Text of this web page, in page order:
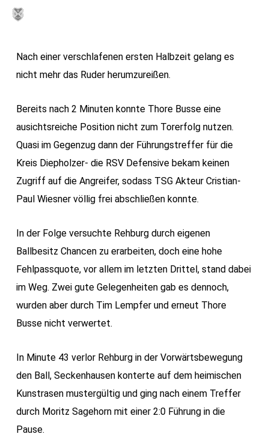
Skip
contentNach einer verschlafenen ersten Halbzeit gelang es
nicht mehr das Ruder herumzureißen.
Bereits nach 2 Minuten konnte Thore Busse eine
ausichtsreiche Position nicht zum Torerfolg nutzen.
Quasi im Gegenzug dann der Führungstreffer für die
Kreis Diepholzer- die RSV Defensive bekam keinen
Zugriff auf die Angreifer, sodass TSG Akteur Cristian-
Paul Wiesner völlig frei abschließen konnte.
In der Folge versuchte Rehburg durch eigenen
Ballbesitz Chancen zu erarbeiten, doch eine hohe
Fehlpassquote, vor allem im letzten Drittel, stand dabei
im Weg. Zwei gute Gelegenheiten gab es dennoch,
wurden aber durch Tim Lempfer und erneut Thore
Busse nicht verwertet.
In Minute 43 verlor Rehburg in der Vorwärtsbewegung
den Ball, Seckenhausen konterte auf dem heimischen
Kunstrasen mustergültig und ging nach einem Treffer
durch Moritz Sagehorn mit einer 2:0 Führung in die
Pause.